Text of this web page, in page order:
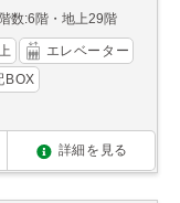
数:6階・地上29階
エレベーター
BOX
詳細を見る